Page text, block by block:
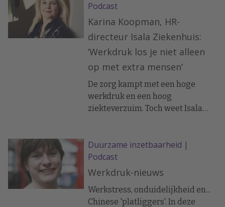
aflevering deelt
organisatieveranderkundige Rein
Heddema zijn belangrijkste
lessen uit bijna veertig jaar
praktijkervaring.
Podcast
Karina Koopman, HR-
directeur Isala Ziekenhuis:
‘Werkdruk los je niet alleen
op met extra mensen’
De zorg kampt met een hoge
werkdruk en een hoog
ziekteverzuim. Toch weet Isala
de podcast Werkdrukdrukdruk
spreekt coach Melissa Schouman
met HR-directeur Karina
Isala.
Duurzame inzetbaarheid |
Podcast
Werkdruk-nieuws
Werkstress, onduidelijkheid en...
Chinese 'platliggers'. In deze